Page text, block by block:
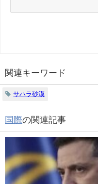
関連キーワード
サハラ砂漠
国際の関連記事